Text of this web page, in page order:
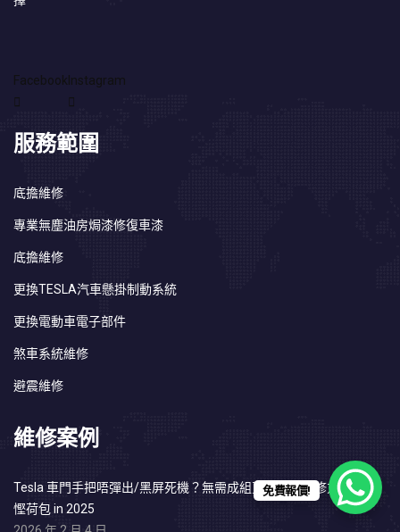
Facebook Instagram
服務範圍
底擔維修
專業無塵油房焗漆修復車漆
底擔維修
更換TESLA汽車懸掛制動系統
更換電動車電子部件
煞車系統維修
避震維修
維修案例
Tesla 車門手把唔彈出/黑屏死機？無需成組更換！微維修方案幫你
慳荷包 in 2025
免費報價!